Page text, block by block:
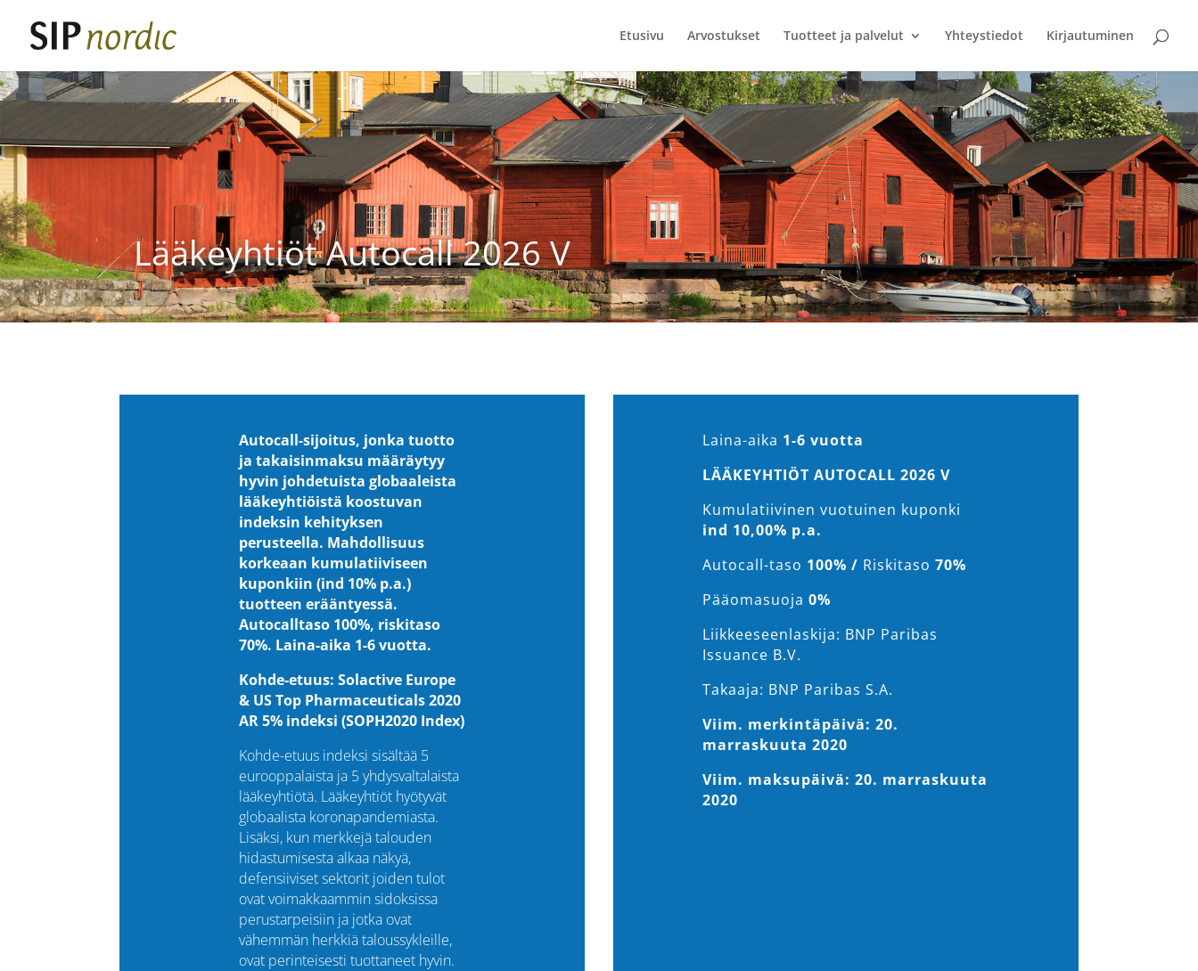
Etusivu Arvostukset Tuotteet ja palvelut Yhteystiedot Kirjautuminen
Lääkeyhtiöt Autocall 2026 V
Autocall-sijoitus, jonka tuotto
ja takaisinmaksu määräytyy
hyvin johdetuista globaaleista
lääkeyhtiöistä koostuvan
indeksin kehityksen
perusteella. Mahdollisuus
korkeaan kumulatiiviseen
kuponkiin (ind 10% p.a.)
tuotteen erääntyessä.
Autocalltaso 100%, riskitaso
70%. Laina-aika 1-6 vuotta.
Kohde-etuus: Solactive Europe
& US Top Pharmaceuticals 2020
AR 5% indeksi (SOPH2020 Index)
Kohde-etuus indeksi sisältää 5
eurooppalaista ja 5 yhdysvaltalaista
lääkeyhtiötä. Lääkeyhtiöt hyötyvät
globaalista koronapandemiasta.
Lisäksi, kun merkkejä talouden
hidastumisesta alkaa näkyä,
defensiiviset sektorit joiden tulot
ovat voimakkaammin sidoksissa
perustarpeisiin ja jotka ovat
vähemmän herkkiä taloussykleille,
ovat perinteisesti tuottaneet hyvin.
Laina-aika 1-6 vuotta
LÄÄKEYHTIÖT AUTOCALL 2026 V
Kumulatiivinen vuotuinen kuponki
ind 10,00% p.a.
Autocall-taso 100% / Riskitaso 70%
Pääomasuoja 0%
Liikkeeseenlaskija: BNP Paribas
Issuance B.V.
Takaaja: BNP Paribas S.A.
Viim. merkintäpäivä: 20.
marraskuuta 2020
Viim. maksupäivä: 20. marraskuuta
2020